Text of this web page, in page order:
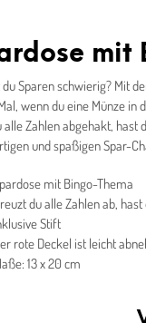
mit
du Sparen schwierig? Mit
wenn du eine Münze in
alle Zahlen abgehakt,
und spaßigen Spar-
mit Bingo-Thema
du alle Zahlen ab,
Stift
rote Deckel ist leicht
13 x 20 cm